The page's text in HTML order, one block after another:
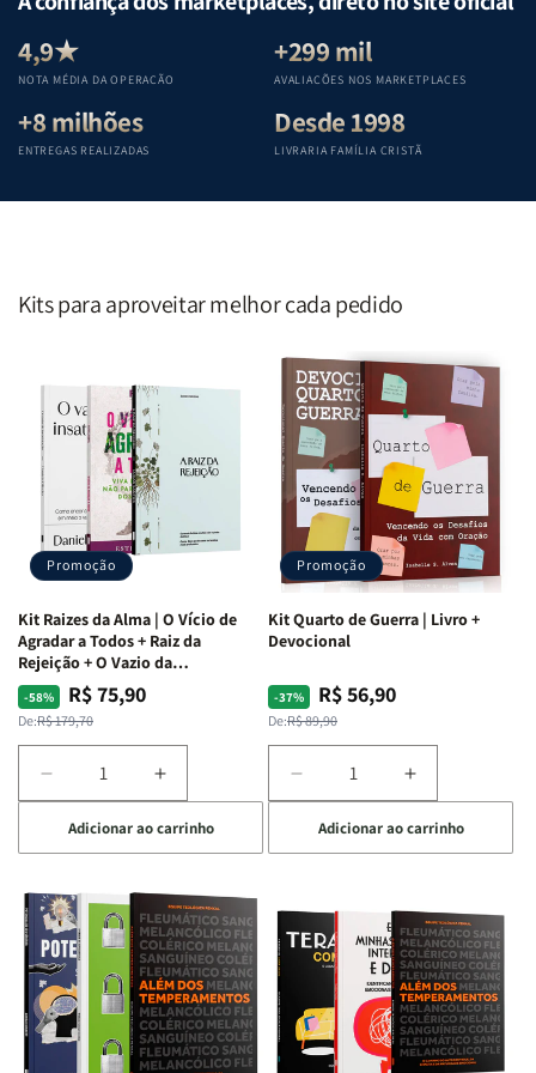
Equipe
Teológica
Penkal
Equipe
Penkal
Equipe
Teológica
Penkal
Equipe
4,9★
NOTA MÉDIA DA OPERAÇÃO
+299 mil
AVALIAÇÕES NOS MARKETPLACES
+8 milhões
ENTREGAS REALIZADAS
Desde 1998
LIVRARIA FAMÍLIA CRISTÃ
Kits para aproveitar melhor cada pedido
Promoção
Kit Raizes da Alma | O Vício de
Agradar a Todos + Raiz da
Rejeição + O Vazio da
Insatisfação.
-58%
Preço
normal
De:R$ 179,70
Preço
promocional
R$ 75,90
Diminuir
a
quantidade
de
Raizes
da
Alma
|
O
Vício
Aumentar
a
quantidade
de
Raizes
da
Alma
|
O
Vício
de
Adicionar ao carrinho
Promoção
Kit Quarto de Guerra | Livro +
Devocional
-37%
Preço
normal
De:R$ 89,90
Preço
promocional
R$ 56,90
Diminuir
a
quantidade
de
Quarto
de
Guerra
Livro
+
Devocional
Aumentar
a
quantidade
de
Quarto
de
Guerra
|
Livro
+
Devocional
Adicionar ao carrinho